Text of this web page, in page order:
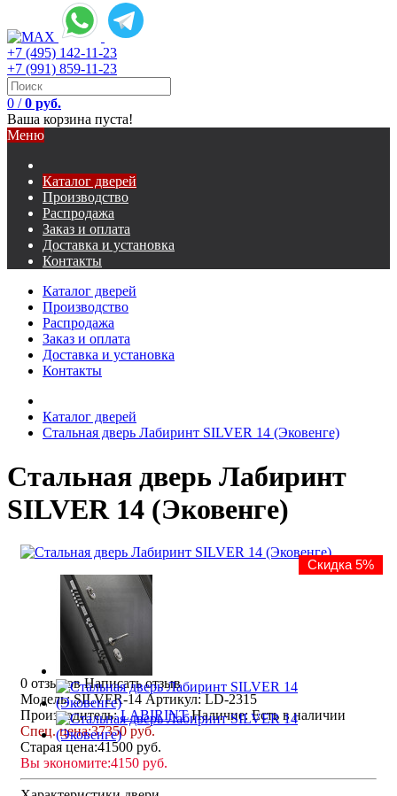
+7 (495) 142-11-23
+7 (991) 859-11-23
0 / 0 руб.
Ваша корзина пуста!
Меню
Каталог дверей
Производство
Распродажа
Заказ и оплата
Доставка и установка
Контакты
Каталог дверей
Производство
Распродажа
Заказ и оплата
Доставка и установка
Контакты
Каталог дверей
Стальная дверь Лабиринт SILVER 14 (Эковенге)
Стальная дверь Лабиринт
SILVER 14 (Эковенге)
Скидка 5%
0 отзывов Написать отзыв
Модель: SILVER-14 Артикул: LD-2315
Производитель:LABIRINT Наличие:Есть в наличии
Спец. цена:37350 руб.
Старая цена:41500 руб.
Вы экономите:4150 руб.